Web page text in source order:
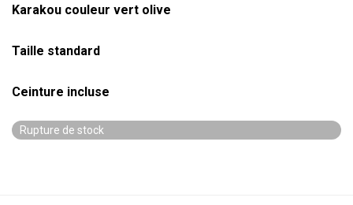
Karakou couleur vert olive
Taille standard
Ceinture incluse
basé surnotation
Rupture de stock